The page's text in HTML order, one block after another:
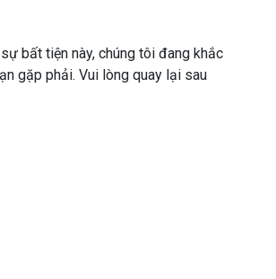
bất tiện này, chúng tôi đang khắc
gặp phải. Vui lòng quay lại sau